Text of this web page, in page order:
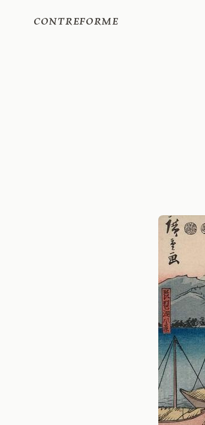
Contreforme